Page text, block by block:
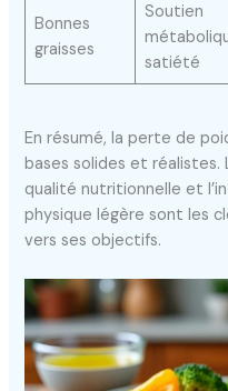
Bonnes
graisses
Soutien
satiété
En résumé, la perte de
bases solides et réalistes.
qualité nutritionnelle et
physique légère sont les
vers ses objectifs.